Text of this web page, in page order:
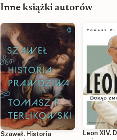
Inne książki autorów
Szaweł. Historia
Leon XIV.